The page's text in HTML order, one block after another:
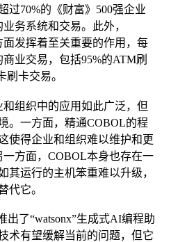
过70%的《财富》500强企业
务系统和交易。此外，
发挥着至关重要的作用，每
业交易，包括95%的ATM刷
刷卡交易。
组织中的应用如此广泛，但
。一方面，精通COBOL的程
使得企业和组织难以维护和更
方面，COBOL本身也存在一
其运行的主机笨重难以升级，
代它。
了“watsonx”生成式AI编程助
术有望缓解当前的问题，但它